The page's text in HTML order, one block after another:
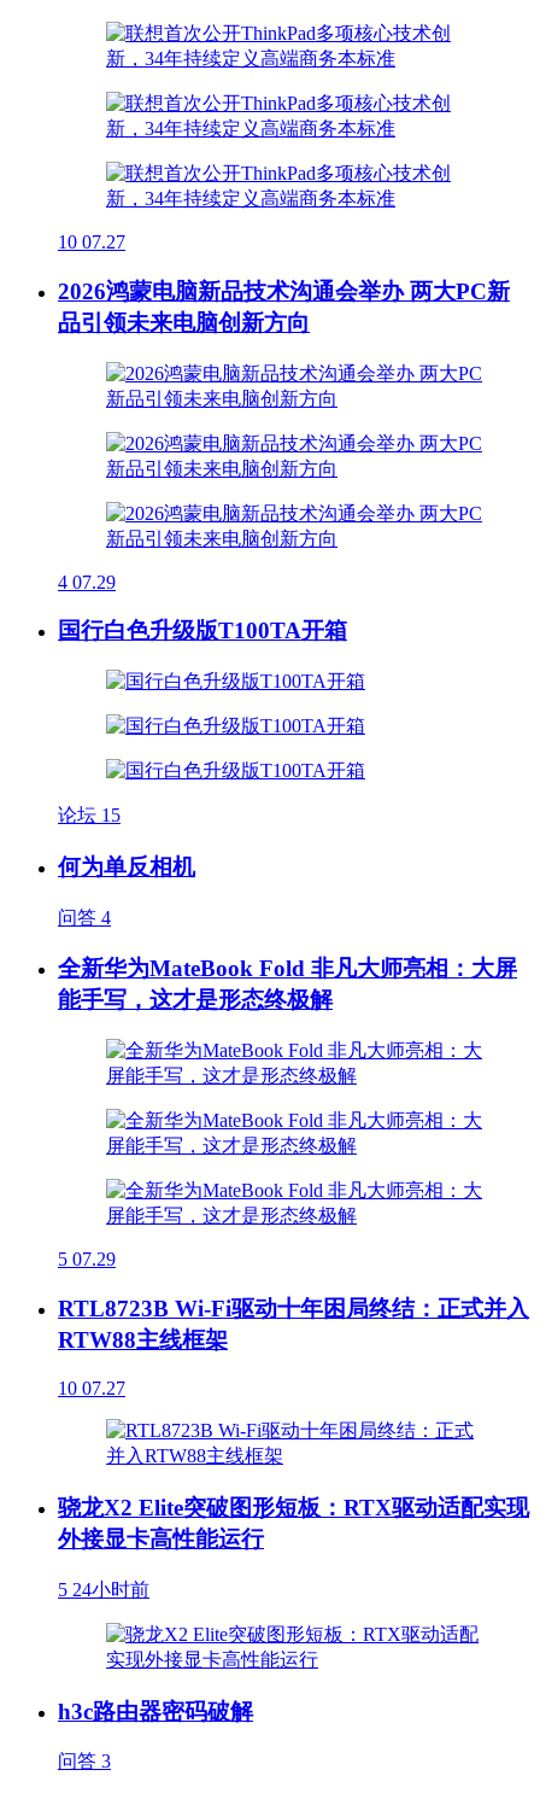
10 07.27
2026鸿蒙电脑新品技术沟通会举办 两大PC新
品引领未来电脑创新方向
4 07.29
国行白色升级版T100TA开箱
论坛 15
何为单反相机
问答 4
全新华为MateBook Fold 非凡大师亮相：大屏
能手写，这才是形态终极解
5 07.29
RTL8723B Wi-Fi驱动十年困局终结：正式并入
RTW88主线框架
10 07.27
骁龙X2 Elite突破图形短板：RTX驱动适配实现
外接显卡高性能运行
5 24小时前
h3c路由器密码破解
问答 3